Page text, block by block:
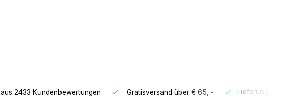
aus 2433 Kundenbewertungen Gratisversand über € 65, - Lieferung